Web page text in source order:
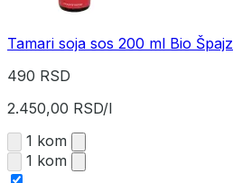
Tamari soja sos 200 ml Bio Špajz
490 RSD
2.450,00 RSD/l
1 kom
1 kom